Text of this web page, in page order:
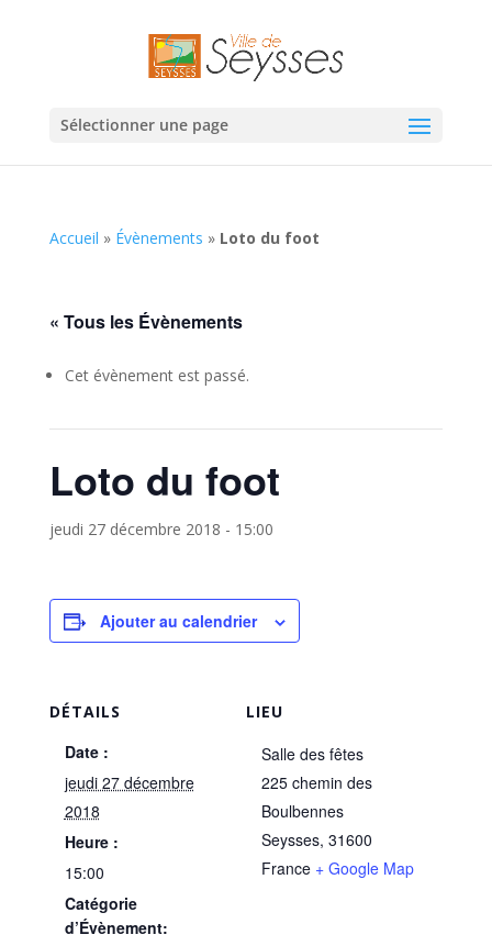
Sélectionner une page
Accueil » Évènements » Loto du foot
« Tous les Évènements
Cet évènement est passé.
Loto du foot
jeudi 27 décembre 2018 - 15:00
Ajouter au calendrier
DÉTAILS
Date :
jeudi 27 décembre
2018
Heure :
15:00
Catégorie
d’Évènement:
LIEU
Salle des fêtes
225 chemin des
Boulbennes
Seysses, 31600
France + Google Map